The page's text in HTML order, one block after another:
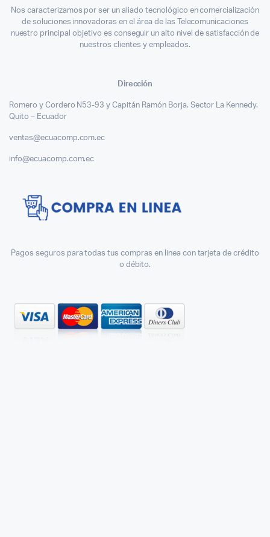
Nos caracterizamos por ser un aliado tecnológico en comercialización
de soluciones innovadoras en el área de las Telecomunicaciones
nuestro principal objetivo es conseguir un alto nivel de satisfacción de
nuestros clientes y empleados.
Dirección
Romero y Cordero N53-93 y Capitán Ramón Borja. Sector La Kennedy.
Quito – Ecuador
ventas@ecuacomp.com.ec
info@ecuacomp.com.ec
Pagos seguros para todas tus compras en linea con tarjeta de crédito
o débito.